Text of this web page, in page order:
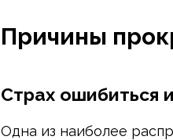
Причины
Страх ошибиться
Одна из наиболее